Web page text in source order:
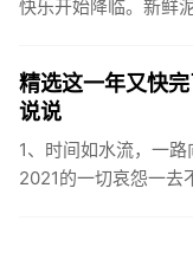
快乐开始降临。新鲜
精选这一年又快
说说
1、时间如水流，一
2021的一切哀怨一去